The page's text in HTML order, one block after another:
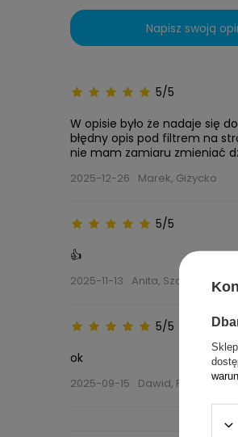
Napisz swoją
5/5
W opisie było że nadaje się
błędny opis pod filtrem na
nie mam zamiaru zmieniać
2025-12-26 Marek, Giżycko
5/5
👍
2025-11-13 Anita, Szczecin
5/5
ok
2025-09-15 Dawid, Piła